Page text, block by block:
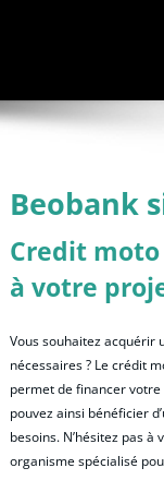
Beobank
Credit
à votre
Vous souhaitez acquérir
nécessaires ? Le crédit
permet de financer
pouvez ainsi bénéficier
besoins. N’hésitez pas
organisme spécialisé